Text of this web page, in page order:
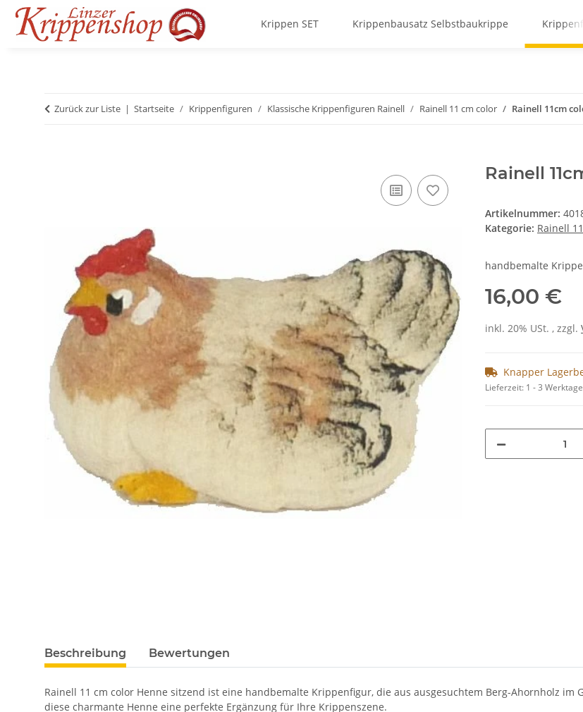
Krippen SET Krippenbausatz Selbstbaukrippe
Zurück zur Liste Startseite Krippenfiguren Klassische Krippenfiguren Rainell Rainell 11 cm color Rainell 11cm
Rainell
Artikelnummer:
Kategorie: Rainell
handbemalte
16,00 €
inkl. 20% USt. , zzgl.
Knapper
Lieferzeit: 1 - 3 Werktage
Beschreibung Bewertungen
Rainell 11 cm color Henne sitzend ist eine handbemalte Krippenfigur, die aus ausgesuchtem Berg-Ahornholz
diese charmante Henne eine perfekte Ergänzung für Ihre Krippenszene.